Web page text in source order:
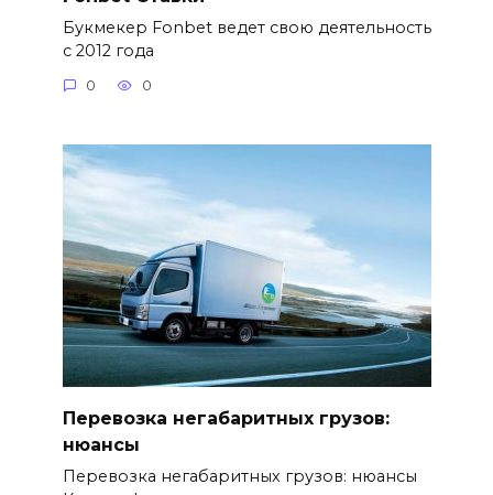
Букмекер Fonbet ведет свою деятельность
с 2012 года
0 0
Перевозка негабаритных грузов:
нюансы
Перевозка негабаритных грузов: нюансы